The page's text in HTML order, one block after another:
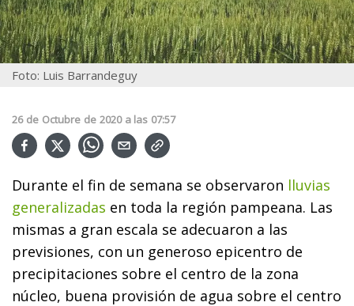
Foto: Luis Barrandeguy
26 de Octubre de 2020 a las 07:57
Durante el fin de semana se observaron lluvias
generalizadas en toda la región pampeana. Las
mismas a gran escala se adecuaron a las
previsiones, con un generoso epicentro de
precipitaciones sobre el centro de la zona
núcleo, buena provisión de agua sobre el centro